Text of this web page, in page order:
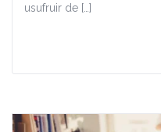
usufruir de […]